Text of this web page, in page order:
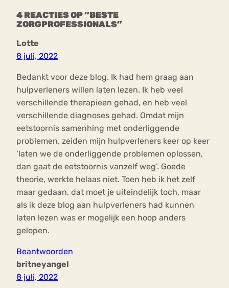
4 REACTIES OP “BESTE
ZORGPROFESSIONALS”
Lotte
8 juli, 2022
Bedankt voor deze blog. Ik had hem graag aan
hulpverleners willen laten lezen. Ik heb veel
verschillende therapieen gehad, en heb veel
verschillende diagnoses gehad. Omdat mijn
eetstoornis samenhing met onderliggende
problemen, zeiden mijn hulpverleners keer op keer
‘laten we de onderliggende problemen oplossen,
dan gaat de eetstoornis vanzelf weg’. Goede
theorie, werkte helaas niet. Toen heb ik het zelf
maar gedaan, dat moet je uiteindelijk toch, maar
als ik deze blog aan hulpverleners had kunnen
laten lezen was er mogelijk een hoop anders
gelopen.
Beantwoorden
britneyangel
8 juli, 2022